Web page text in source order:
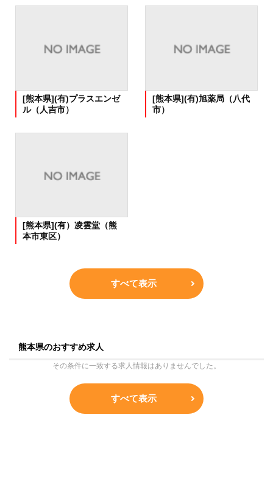
[熊本県](有)プラスエンゼ
ル（人吉市）
[熊本県](有)旭薬局（八代
市）
[熊本県](有）凌雲堂（熊
本市東区）
すべて表示
熊本県のおすすめ求人
その条件に一致する求人情報はありませんでした。
すべて表示